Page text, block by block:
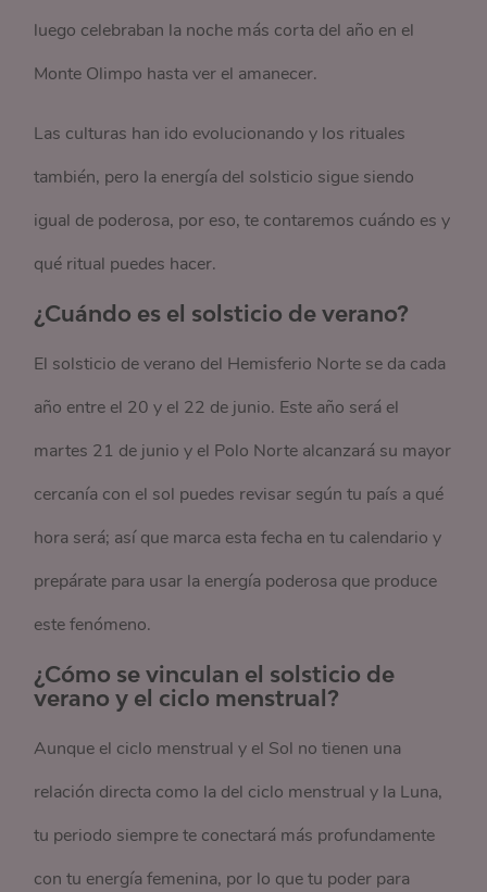
luego celebraban la noche más corta del año en el
Monte Olimpo hasta ver el amanecer.
Las culturas han ido evolucionando y los rituales
también, pero la energía del solsticio sigue siendo
igual de poderosa, por eso, te contaremos cuándo es y
qué ritual puedes hacer.
¿Cuándo es el solsticio de verano?
El solsticio de verano del Hemisferio Norte se da cada
año entre el 20 y el 22 de junio. Este año será el
martes 21 de junio y el Polo Norte alcanzará su mayor
cercanía con el sol puedes revisar según tu país a qué
hora será; así que marca esta fecha en tu calendario y
prepárate para usar la energía poderosa que produce
este fenómeno.
¿Cómo se vinculan el solsticio de
verano y el ciclo menstrual?
Aunque el ciclo menstrual y el Sol no tienen una
relación directa como la del ciclo menstrual y la Luna,
tu periodo siempre te conectará más profundamente
con tu energía femenina, por lo que tu poder para